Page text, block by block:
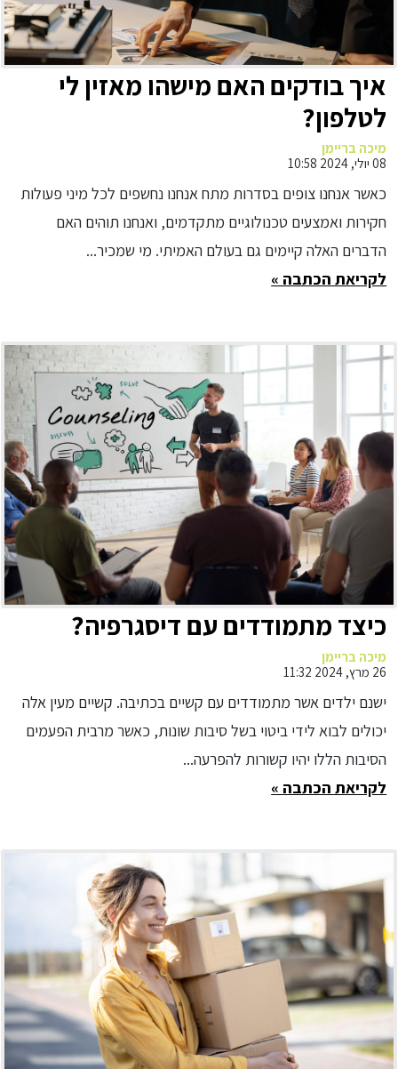
איך בודקים האם מישהו מאזין לי
לטלפון?
מיכה בריימן
08 יולי, 2024 10:58
כאשר אנחנו צופים בסדרות מתח אנחנו נחשפים לכל מיני פעולות
חקירות ואמצעים טכנולוגיים מתקדמים, ואנחנו תוהים האם
הדברים האלה קיימים גם בעולם האמיתי. מי שמכיר...
לקריאת הכתבה »
כיצד מתמודדים עם דיסגרפיה?
מיכה בריימן
26 מרץ, 2024 11:32
ישנם ילדים אשר מתמודדים עם קשיים בכתיבה. קשיים מעין אלה
יכולים לבוא לידי ביטוי בשל סיבות שונות, כאשר מרבית הפעמים
הסיבות הללו יהיו קשורות להפרעה...
לקריאת הכתבה »